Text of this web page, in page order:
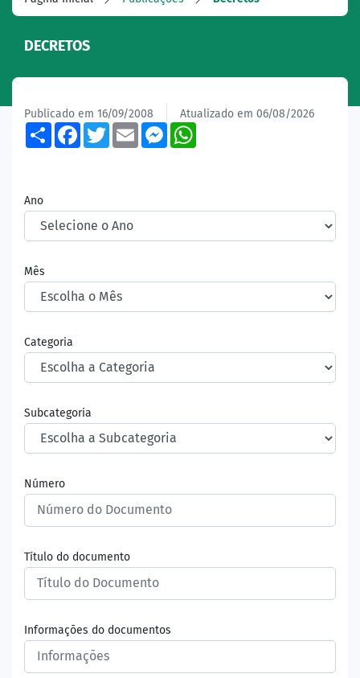
DECRETOS
Publicado em 16/09/2008 Atualizado em 06/08/2026
ShareFacebook
TwitterEmailMessenger
Ano
Mês
Categoria
Subcategoria
Número
Título do documento
Informações do documentos